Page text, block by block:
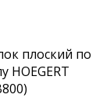
плоский по
HOEGERT